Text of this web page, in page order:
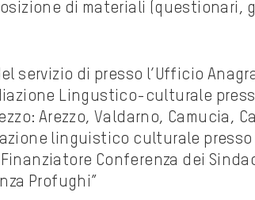
di materiali (questionari,
servizio di presso l’Ufficio
Lingustico-culturale
Arezzo, Valdarno, Camucia,
linguistico culturale
Conferenza dei
Profughi”